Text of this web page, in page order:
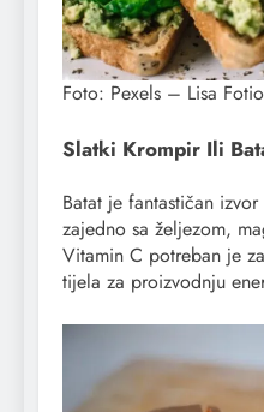
Foto: Pexels – Lisa
Slatki Krompir Ili
Batat je fantastičan
zajedno sa željezom,
Vitamin C potreban je
tijela za proizvodnju